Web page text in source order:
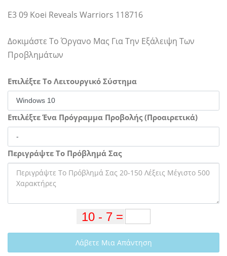
E3 09 Koei Reveals Warriors 118716
Δοκιμάστε Το Όργανο Μας Για Την Εξάλειψη Των
Προβλημάτων
Επιλέξτε Το Λειτουργικό Σύστημα
Επιλέξτε Ένα Πρόγραμμα Προβολής (Προαιρετικά)
Περιγράψτε Το Πρόβλημά Σας
Λάβετε Μια Απάντηση